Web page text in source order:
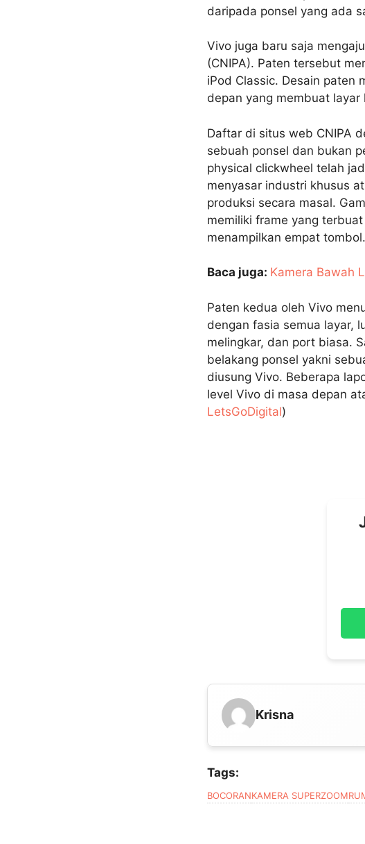
daripada ponsel yang ada
Vivo juga baru saja
(CNIPA). Paten tersebut
iPod Classic. Desain paten
depan yang membuat
Daftar di situs web CNIPA
sebuah ponsel dan bukan
physical clickwheel telah
menyasar industri khusus
produksi secara masal.
memiliki frame yang
menampilkan empat tombol.
Baca juga: Kamera Bawah
Paten kedua oleh Vivo
dengan fasia semua layar,
melingkar, dan port biasa.
belakang ponsel yakni
diusung Vivo. Beberapa
level Vivo di masa depan
LetsGoDigital)
Krisna
Tags:
BOCORANKAMERA SUPERZOOM